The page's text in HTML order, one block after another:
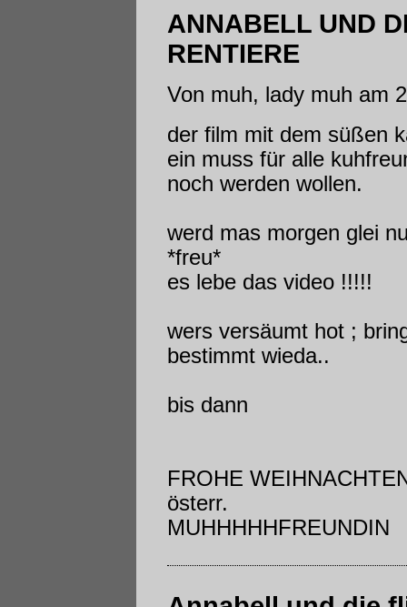
ANNABELL UND
RENTIERE
Von muh, lady muh am
der film mit dem süßen
ein muss für alle
noch werden wollen.
werd mas morgen glei
*freu*
es lebe das video !!!!!
wers versäumt hot ;
bestimmt wieda..
bis dann
FROHE
österr.
MUHHHHHFREUNDIN